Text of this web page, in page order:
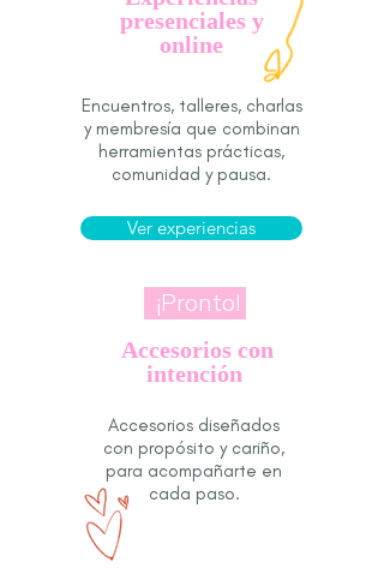
presenciales y
online
Encuentros, talleres, charlas
y membresía que combinan
herramientas prácticas,
comunidad y pausa.
Ver experiencias
Accesorios con
intención
Accesorios diseñados
con propósito y cariño,
para acompañarte en
cada paso.
¡Pronto!